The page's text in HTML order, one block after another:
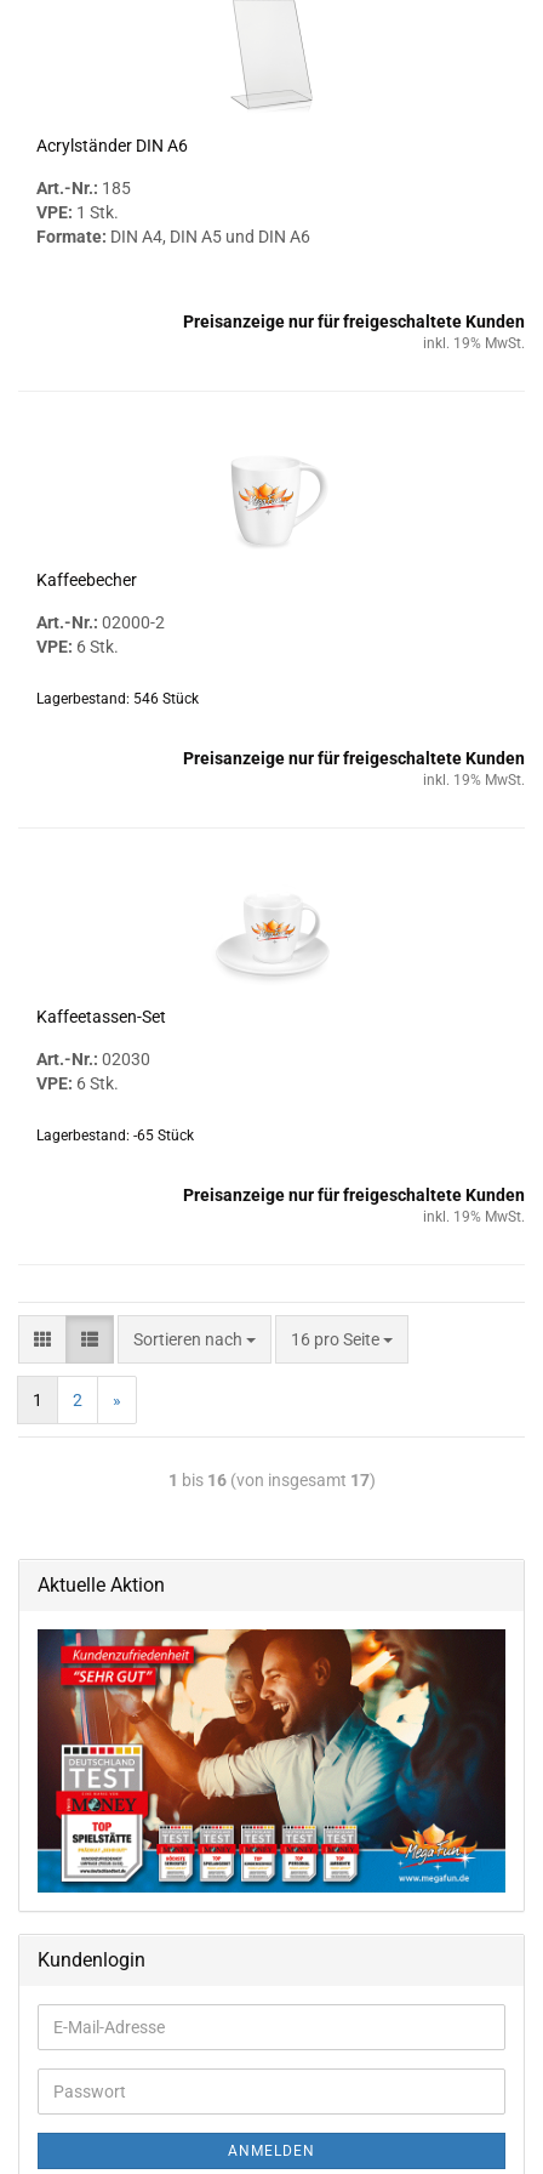
Acryl­stän­der DIN A6
Art.-Nr.: 185
VPE: 1 Stk.
For­ma­te: DIN A4, DIN A5 und DIN A6
Preisanzeige nur für freigeschaltete Kunden
inkl. 19% MwSt.
Kaf­fee­be­cher
Art.-Nr.: 02000-​2
VPE: 6 Stk.
Lagerbestand: 546 Stück
Preisanzeige nur für freigeschaltete Kunden
inkl. 19% MwSt.
Kaffeetassen-​​Set
Art.-Nr.: 02030
VPE: 6 Stk.
Lagerbestand: -65 Stück
Preisanzeige nur für freigeschaltete Kunden
inkl. 19% MwSt.
Sortieren nach 16 pro Seite
1 2 »
1 bis 16(von insgesamt 17)
Aktuelle Aktion
Kundenlogin
ANMELDEN